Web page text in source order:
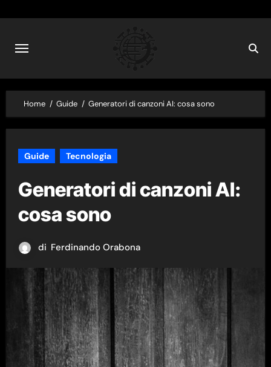
content
Home Guide Generatori di canzoni AI: cosa sono
Guide Tecnologia
Generatori di canzoni AI:
cosa sono
di Ferdinando Orabona